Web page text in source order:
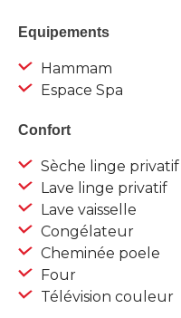
Equipements
Hammam
Espace Spa
Confort
Sèche linge privatif
Lave linge privatif
Lave vaisselle
Congélateur
Cheminée poele
Four
Télévision couleur